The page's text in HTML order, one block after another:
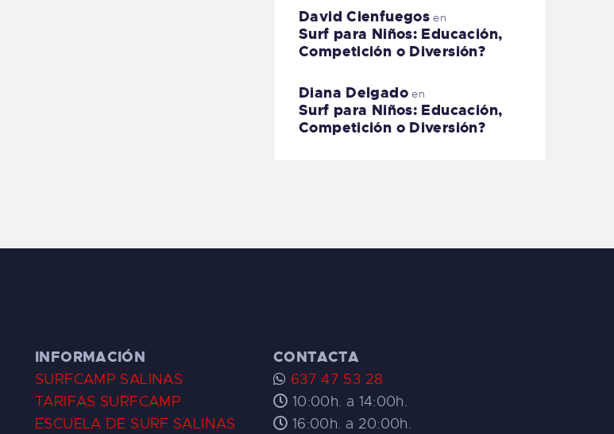
David Cienfuegos en
Surf para Niños: Educación,
Competición o Diversión?
Diana Delgadoen
Surf para Niños: Educación,
Competición o Diversión?
INFORMACIÓN
SURFCAMP SALINAS
TARIFAS SURFCAMP
ESCUELA DE SURF SALINAS
CONTACTA
637 47 53 28
10:00h. a 14:00h.
16:00h. a 20:00h.